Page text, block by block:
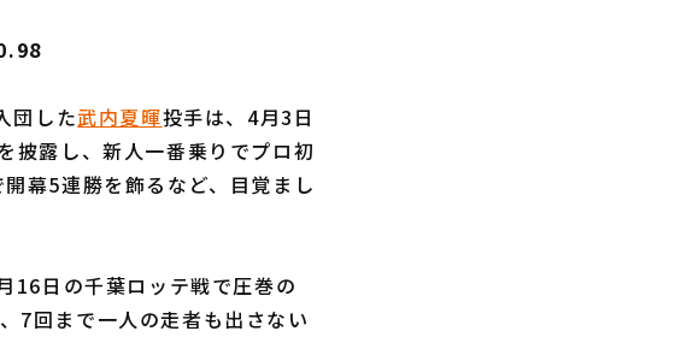
団した武内夏暉投手は、4月3日
披露し、新人一番乗りでプロ初
幕5連勝を飾るなど、目覚まし
16日の千葉ロッテ戦で圧巻の
7回まで一人の走者も出さない